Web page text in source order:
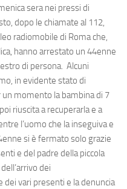
sera nei pressi di
dopo le chiamate al 112,
radiomobile di Roma che,
hanno arrestato un 44enne
di persona. Alcuni
in evidente stato di
momento la bambina di 7
riuscita a recuperarla e a
l’uomo che la inseguiva e
si è fermato solo grazie
e del padre della piccola
dei
dei vari presenti e la denuncia